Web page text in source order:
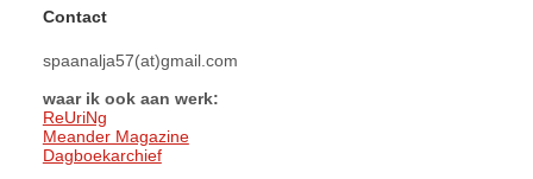
Contact
spaanalja57(at)gmail.com
waar ik ook aan werk:
ReUriNg
Meander Magazine
Dagboekarchief